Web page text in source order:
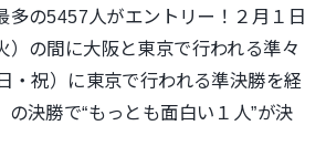
多の5457人がエントリー！２月１日
）の間に大阪と東京で行われる準々
・祝）に東京で行われる準決勝を経
の決勝で“もっとも面白い１人”が決